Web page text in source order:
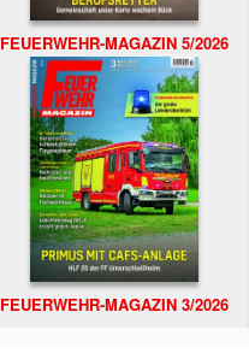
FEUERWEHR-MAGAZIN 5/2026
FEUERWEHR-MAGAZIN 3/2026